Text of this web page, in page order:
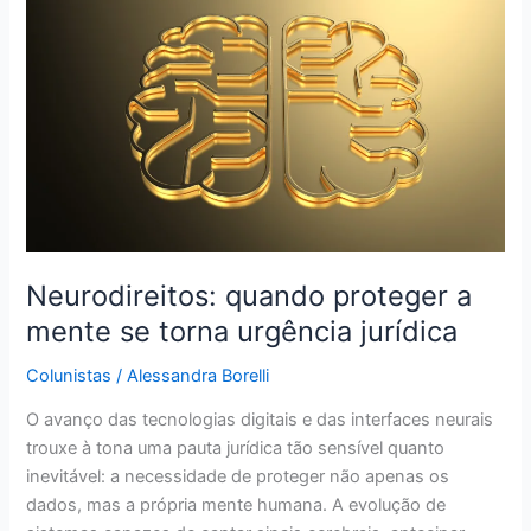
Neurodireitos: quando proteger a
mente se torna urgência jurídica
Colunistas /Alessandra Borelli
O avanço das tecnologias digitais e das interfaces neurais
trouxe à tona uma pauta jurídica tão sensível quanto
inevitável: a necessidade de proteger não apenas os
dados, mas a própria mente humana. A evolução de